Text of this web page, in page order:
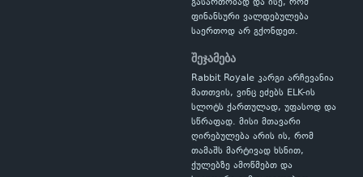
გასართობად და ისე, რომ
ფინანსური ვალდებულება
საერთოდ არ გქონდეთ.
შეჯამება
Rabbit Royale კარგი არჩევანია
მათთვის, ვინც ეძებს ELK-ის
სლოტს ქართულად, უფასოდ და
სწრაფად. მისი მთავარი
ღირებულება არის ის, რომ
თამაშს მარტივად ხსნით,
ქულებზე ამოწმებთ და